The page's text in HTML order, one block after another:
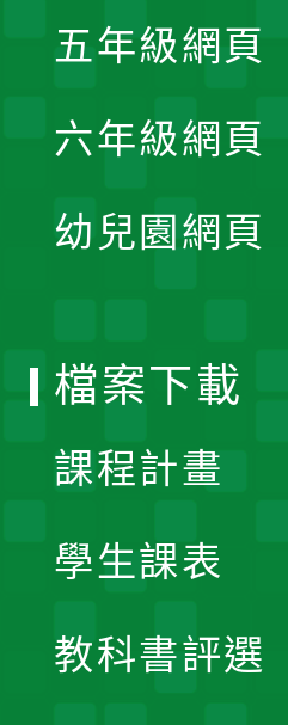
五年級網頁
六年級網頁
幼兒園網頁
檔案下載
課程計畫
學生課表
教科書評選